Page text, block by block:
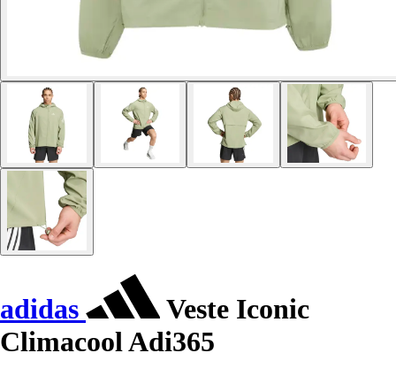
adidas
Veste Iconic
Climacool Adi365